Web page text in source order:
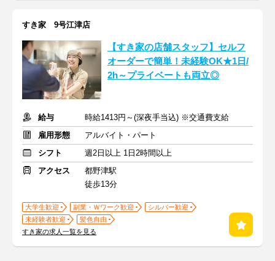
すき家 9号江津店
【すき家の店舗スタッフ】セルフ
オーダーで簡単！未経験OK★1日/
2h～プライベートも両立◎
給与
時給1413円～(深夜手当込) ※交通費支給
雇用形態
アルバイト・パート
シフト
週2日以上 1日2時間以上
アクセス
都野津駅
徒歩13分
大学生歓迎 副業・Ｗワーク歓迎
シルバー歓迎
未経験者歓迎
髪色自由
すき家の求人一覧を見る